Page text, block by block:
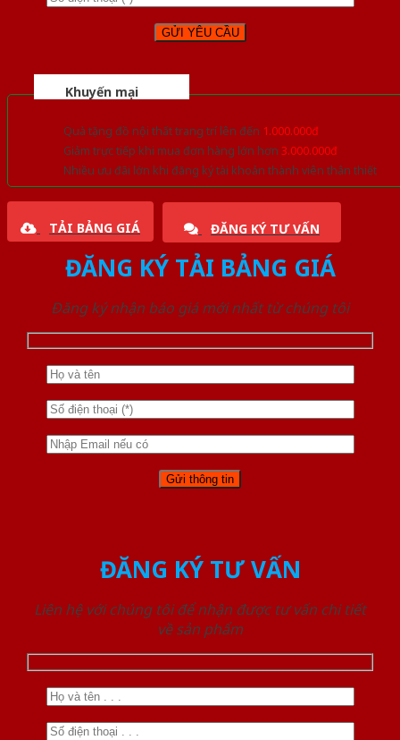
Khuyến mại
Quà tặng đồ nội thất trang trí lên đến 1.000.000đ
Giảm trực tiếp khi mua đơn hàng lớn hơn 3.000.000đ
Nhiều ưu đãi lớn khi đăng ký tài khoản thành viên thân thiết
TẢI BẢNG GIÁ ĐĂNG KÝ TƯ VẤN
ĐĂNG KÝ TẢI BẢNG GIÁ
Đăng ký nhận báo giá mới nhất từ chúng tôi
ĐĂNG KÝ TƯ VẤN
Liên hệ với chúng tôi để nhận được tư vấn chi tiết
về sản phẩm